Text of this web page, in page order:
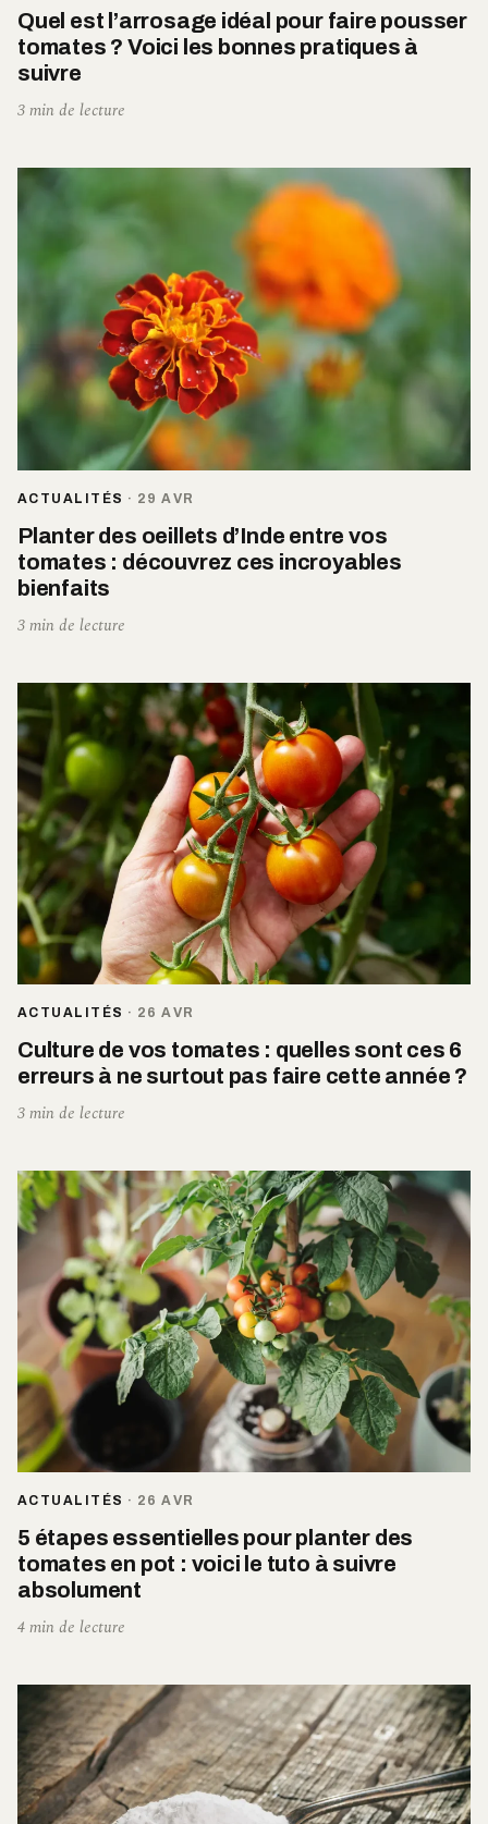
Quel est l’arrosage idéal pour faire pousser
tomates ? Voici les bonnes pratiques à
suivre
3 min de lecture
ACTUALITÉS · 29 AVR
Planter des oeillets d’Inde entre vos
tomates : découvrez ces incroyables
bienfaits
3 min de lecture
ACTUALITÉS · 26 AVR
Culture de vos tomates : quelles sont ces 6
erreurs à ne surtout pas faire cette année ?
3 min de lecture
ACTUALITÉS · 26 AVR
5 étapes essentielles pour planter des
tomates en pot : voici le tuto à suivre
absolument
4 min de lecture